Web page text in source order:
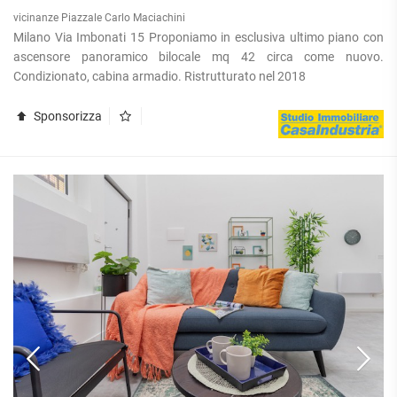
vicinanze Piazzale Carlo Maciachini
Milano Via Imbonati 15 Proponiamo in esclusiva ultimo piano con
ascensore panoramico bilocale mq 42 circa come nuovo.
Condizionato, cabina armadio. Ristrutturato nel 2018
Sponsorizza